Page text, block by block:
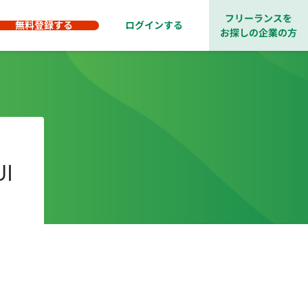
無料登録する ログインする
フリーランスを
お探しの企業の方